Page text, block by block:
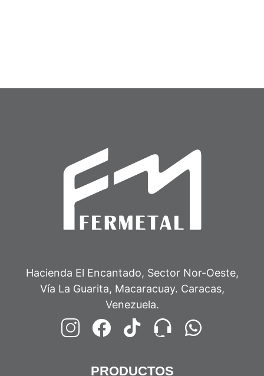
Hacienda El Encantado, Sector Nor-Oeste,
Vía La Guarita, Macaracuay. Caracas,
Venezuela.
PRODUCTOS